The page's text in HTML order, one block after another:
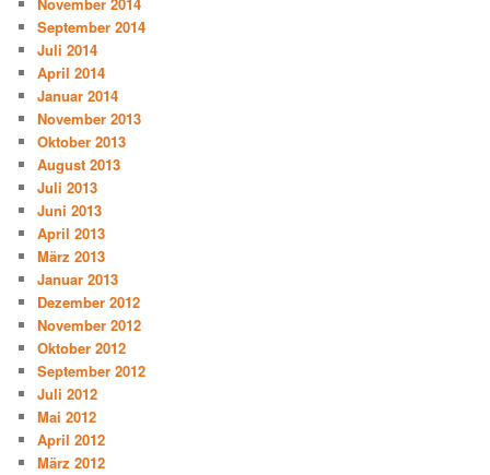
September 2014
Juli 2014
April 2014
Januar 2014
November 2013
Oktober 2013
August 2013
Juli 2013
Juni 2013
April 2013
März 2013
Januar 2013
Dezember 2012
November 2012
Oktober 2012
September 2012
Juli 2012
Mai 2012
April 2012
März 2012